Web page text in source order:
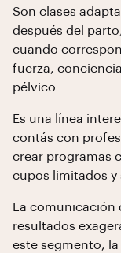
Son clases
después del
cuando
fuerza,
pélvico.
Es una línea
contás con
crear programas
cupos limitados y
La comunicación
resultados
este segmento,